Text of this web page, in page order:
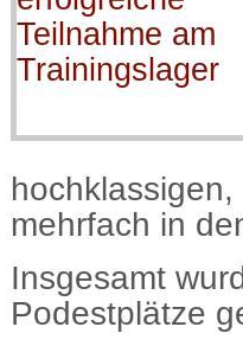
mehrfach in
Insgesamt
Podestplätze